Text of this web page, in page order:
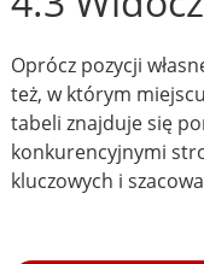
Oprócz pozycji
też, w którym
tabeli znajduje się
konkurencyjnymi
kluczowych i